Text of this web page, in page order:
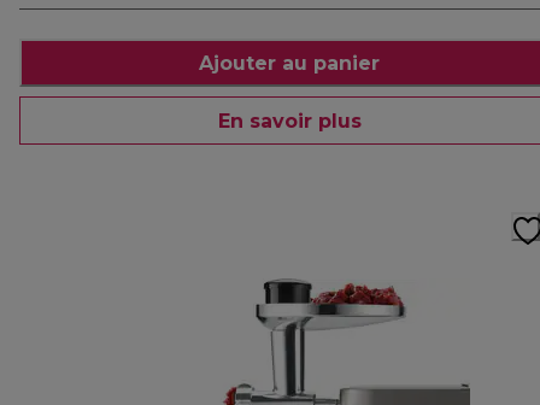
Ajouter au panier
En savoir plus